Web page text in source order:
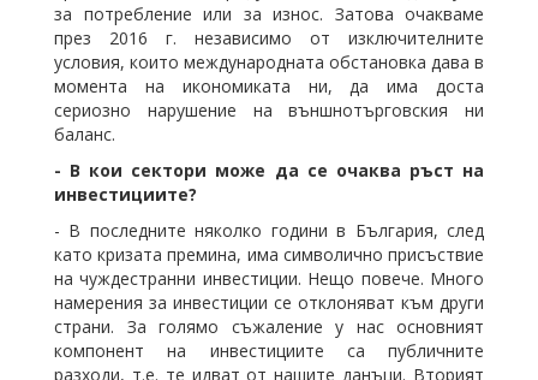
за потребление или за износ. Затова очакваме
през 2016 г. независимо от изключителните
условия, които международната обстановка дава в
момента на икономиката ни, да има доста
сериозно нарушение на външнотърговския ни
баланс.
- В кои сектори може да се очаква ръст на
инвестициите?
- В последните няколко години в България, след
като кризата премина, има символично присъствие
на чуждестранни инвестиции. Нещо повече. Много
намерения за инвестиции се отклоняват към други
страни. За голямо съжаление у нас основният
компонент на инвестициите са публичните
разходи, т.е. те идват от нашите данъци. Вторият